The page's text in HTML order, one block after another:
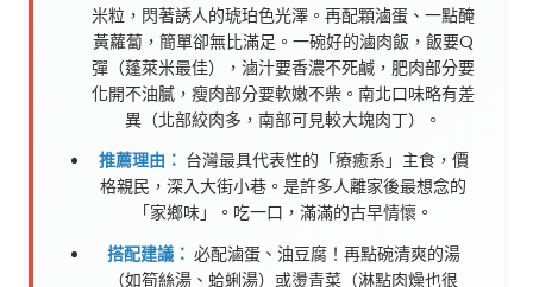
米粒，閃著誘人的琥珀色光澤。再配顆滷蛋、一點醃
黃蘿蔔，簡單卻無比滿足。一碗好的滷肉飯，飯要Q
彈（蓬萊米最佳），滷汁要香濃不死鹹，肥肉部分要
化開不油膩，瘦肉部分要軟嫩不柴。南北口味略有差
異（北部絞肉多，南部可見較大塊肉丁）。
推薦理由： 台灣最具代表性的「療癒系」主食，價
格親民，深入大街小巷。是許多人離家後最想念的
「家鄉味」。吃一口，滿滿的古早情懷。
搭配建議： 必配滷蛋、油豆腐！再點碗清爽的湯
（如筍絲湯、蛤蜊湯）或燙青菜（淋點肉燥也很